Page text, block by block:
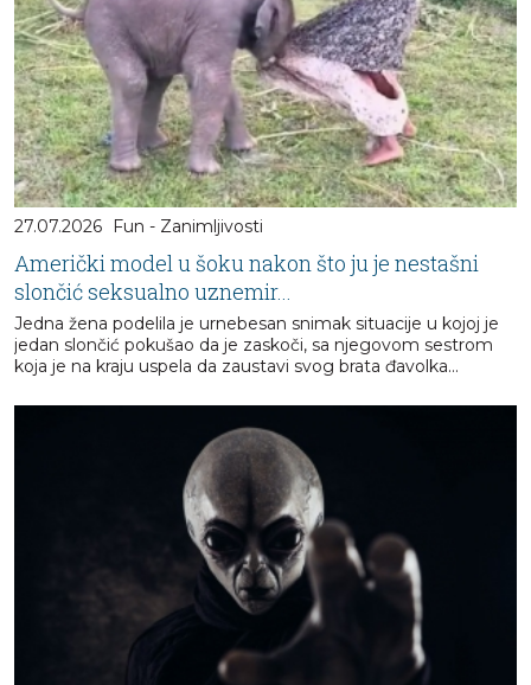
27.07.2026 Fun - Zanimljivosti
Američki model u šoku nakon što ju je nestašni
slončić seksualno uznemir...
Jedna žena podelila je urnebesan snimak situacije u kojoj je
jedan slončić pokušao da je zaskoči, sa njegovom sestrom
koja je na kraju uspela da zaustavi svog brata đavolka...